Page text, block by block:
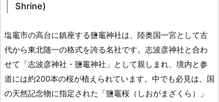
Shrine)
塩竈市の高台に鎮座する鹽竈神社は、陸奥国一宮として古
代から東北随一の格式を誇る名社です。志波彦神社と合わ
せて「志波彦神社・鹽竈神社」として親しまれ、境内と参
道には約200本の桜が植えられています。中でも必見は、国
の天然記念物に指定された「鹽竈桜（しおがまざくら）」